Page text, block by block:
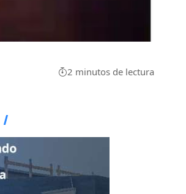
2 minutos de lectura